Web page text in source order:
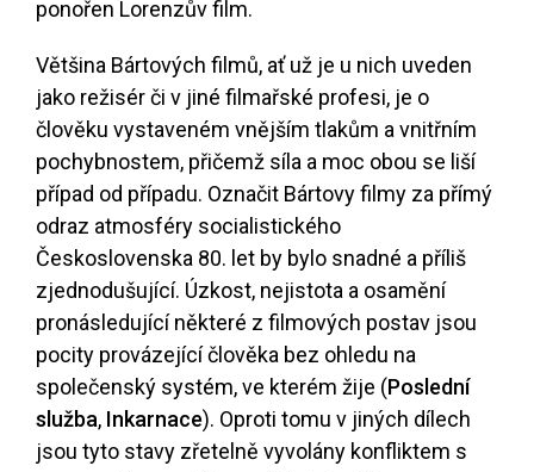
ponořen Lorenzův film.
Většina Bártových filmů, ať už je u nich uveden
jako režisér či v jiné filmařské profesi, je o
člověku vystaveném vnějším tlakům a vnitřním
pochybnostem, přičemž síla a moc obou se liší
případ od případu. Označit Bártovy filmy za přímý
odraz atmosféry socialistického
Československa 80. let by bylo snadné a příliš
zjednodušující. Úzkost, nejistota a osamění
pronásledující některé z filmových postav jsou
pocity provázející člověka bez ohledu na
společenský systém, ve kterém žije (Poslední
služba, Inkarnace). Oproti tomu v jiných dílech
jsou tyto stavy zřetelně vyvolány konfliktem s